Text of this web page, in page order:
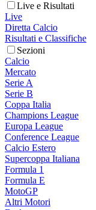
Live e Risultati
Live
Diretta Calcio
Risultati e Classifiche
Sezioni
Calcio
Mercato
Serie A
Serie B
Coppa Italia
Champions League
Europa League
Conference League
Calcio Estero
Supercoppa Italiana
Formula 1
Formula E
MotoGP
Altri Motori